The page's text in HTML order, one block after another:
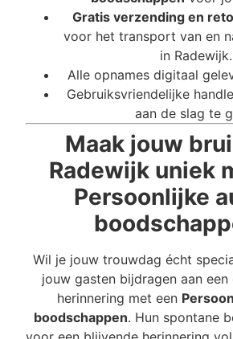
Gratis verzending en
voor het transport van en
in Radewijk.
Alle opnames digitaal
Gebruiksvriendelijke
aan de slag te
Maak jouw
Radewijk uniek
Persoonlijke
Wil je jouw trouwdag écht
jouw gasten bijdragen aan
herinnering met een
boodschappen. Hun spontane